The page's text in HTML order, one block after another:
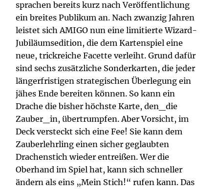
sprachen bereits kurz nach Veröffentlichung
ein breites Publikum an. Nach zwanzig Jahren
leistet sich AMIGO nun eine limitierte Wizard-
Jubiläumsedition, die dem Kartenspiel eine
neue, trickreiche Facette verleiht. Grund dafür
sind sechs zusätzliche Sonderkarten, die jeder
längerfristigen strategischen Überlegung ein
jähes Ende bereiten können. So kann ein
Drache die bisher höchste Karte, den_die
Zauber_in, übertrumpfen. Aber Vorsicht, im
Deck versteckt sich eine Fee! Sie kann dem
Zauberlehrling einen sicher geglaubten
Drachenstich wieder entreißen. Wer die
Oberhand im Spiel hat, kann sich schneller
ändern als eins „Mein Stich!“ rufen kann. Das